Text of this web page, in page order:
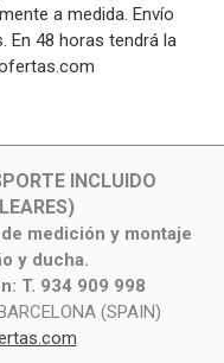
a medida. Envío
En 48 horas tendrá la
INCLUIDO
medición y montaje
y ducha.
T. 934 909 998
(SPAIN)